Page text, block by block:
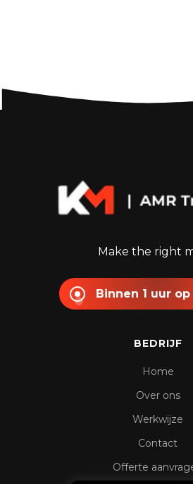
Make the right
Binnen 1 uur
BEDRIJF
Home
Over ons
Werkwijze
Contact
Offerte